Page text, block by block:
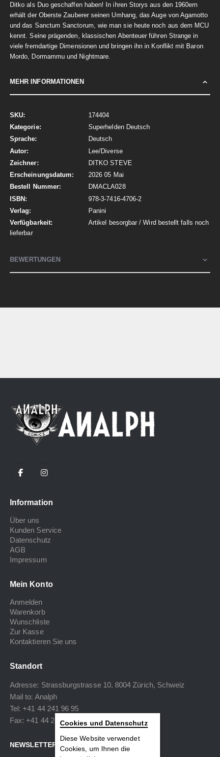
Ditko als Duo geschaffen haben! In ihren Storys aus den 1960ern
erhält der Oberste Zauberer seinen Umhang, das Auge von Agamotto
und das Sanctum Sanctorum, wie man sie heute noch aus dem MCU
kennt. Seine prägenden, klassischen Abenteuer führen Strange in
viele fremdartige Dimensionen und bringen ihn in Konflikt mit Baron
Mordo, Dormammu und Nightmare.
MEHR INFORMATIONEN
Mehr
Informationen
174404
Superhelden Deutsch
Deutsch
Lee/Diverse
DITKO STEVE
2026 05 Mai
DMACLA028
978-3-7416-4706-2
Panini
Artikel besorgbar / Wird bestellt falls noch
lieferbar
BEWERTUNGEN
Information
Über uns
Kunden Service
Datenschutz
AGB
Impressum
Mein Konto
Anmelden
Warenkorb
Wunschliste
Zur Kasse
Kontaktieren Sie uns
Standort
Adresse: Strassburgstrasse 10, 8004 Zürich, Schweiz
Mail to: Analph
Tel: +41 44 241 96 95
Fax: +41 44 240 34 40
NEWSLETTER
Cookies und Datenschutz
Diese Website verwendet
Cookies, um Ihnen die